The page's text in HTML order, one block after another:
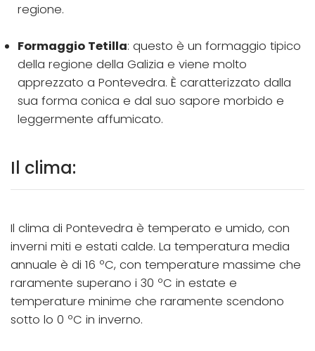
regione.
Formaggio Tetilla: questo è un formaggio tipico
della regione della Galizia e viene molto
apprezzato a Pontevedra. È caratterizzato dalla
sua forma conica e dal suo sapore morbido e
leggermente affumicato.
Il clima:
Il clima di Pontevedra è temperato e umido, con
inverni miti e estati calde. La temperatura media
annuale è di 16 ºC, con temperature massime che
raramente superano i 30 ºC in estate e
temperature minime che raramente scendono
sotto lo 0 ºC in inverno.